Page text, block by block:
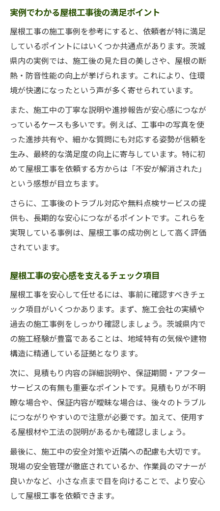
実例でわかる屋根工事後の満足ポイント
屋根工事の施工事例を参考にすると、依頼者が特に満足
しているポイントにはいくつか共通点があります。茨城
県内の実例では、施工後の見た目の美しさや、屋根の断
熱・防音性能の向上が挙げられます。これにより、住環
境が快適になったという声が多く寄せられています。
また、施工中の丁寧な説明や進捗報告が安心感につなが
っているケースも多いです。例えば、工事中の写真を使
った進捗共有や、細かな質問にも対応する姿勢が信頼を
生み、最終的な満足度の向上に寄与しています。特に初
めて屋根工事を依頼する方からは「不安が解消された」
という感想が目立ちます。
さらに、工事後のトラブル対応や無料点検サービスの提
供も、長期的な安心につながるポイントです。これらを
実現している事例は、屋根工事の成功例として高く評価
されています。
屋根工事の安心感を支えるチェック項目
屋根工事を安心して任せるには、事前に確認すべきチェ
ック項目がいくつかあります。まず、施工会社の実績や
過去の施工事例をしっかり確認しましょう。茨城県内で
の施工経験が豊富であることは、地域特有の気候や建物
構造に精通している証拠となります。
次に、見積もり内容の詳細説明や、保証期間・アフター
サービスの有無も重要なポイントです。見積もりが不明
瞭な場合や、保証内容が曖昧な場合は、後々のトラブル
につながりやすいので注意が必要です。加えて、使用す
る屋根材や工法の説明があるかも確認しましょう。
最後に、施工中の安全対策や近隣への配慮も大切です。
現場の安全管理が徹底されているか、作業員のマナーが
良いかなど、小さな点まで目を向けることで、より安心
して屋根工事を依頼できます。